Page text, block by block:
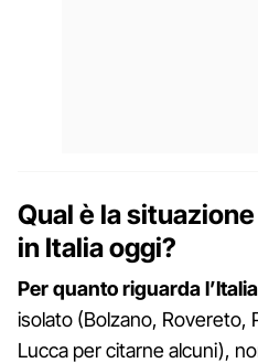
Qual è la
in Italia oggi?
Per quanto riguarda l’Italia
isolato (Bolzano, Rovereto,
Lucca per citarne alcuni),